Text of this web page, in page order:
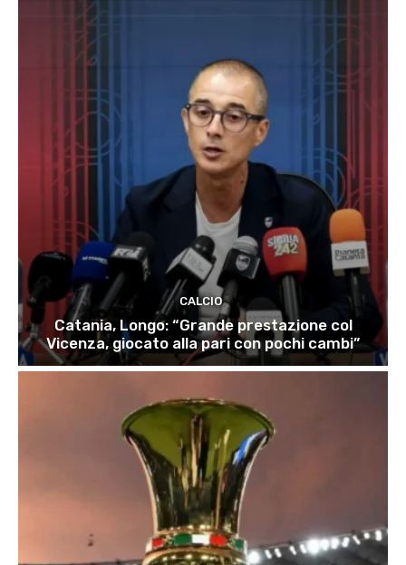
CALCIO
Catania, Longo: “Grande prestazione col
Vicenza, giocato alla pari con pochi cambi”